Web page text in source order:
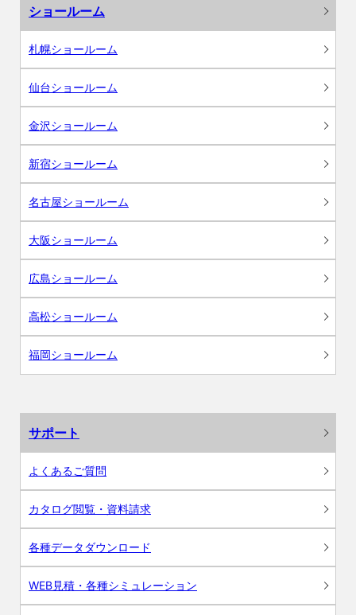
ショールーム
札幌ショールーム
仙台ショールーム
金沢ショールーム
新宿ショールーム
名古屋ショールーム
大阪ショールーム
広島ショールーム
高松ショールーム
福岡ショールーム
サポート
よくあるご質問
カタログ閲覧・資料請求
各種データダウンロード
WEB見積・各種シミュレーション